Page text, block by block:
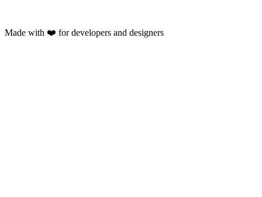
Made with ❤️ for developers and designers